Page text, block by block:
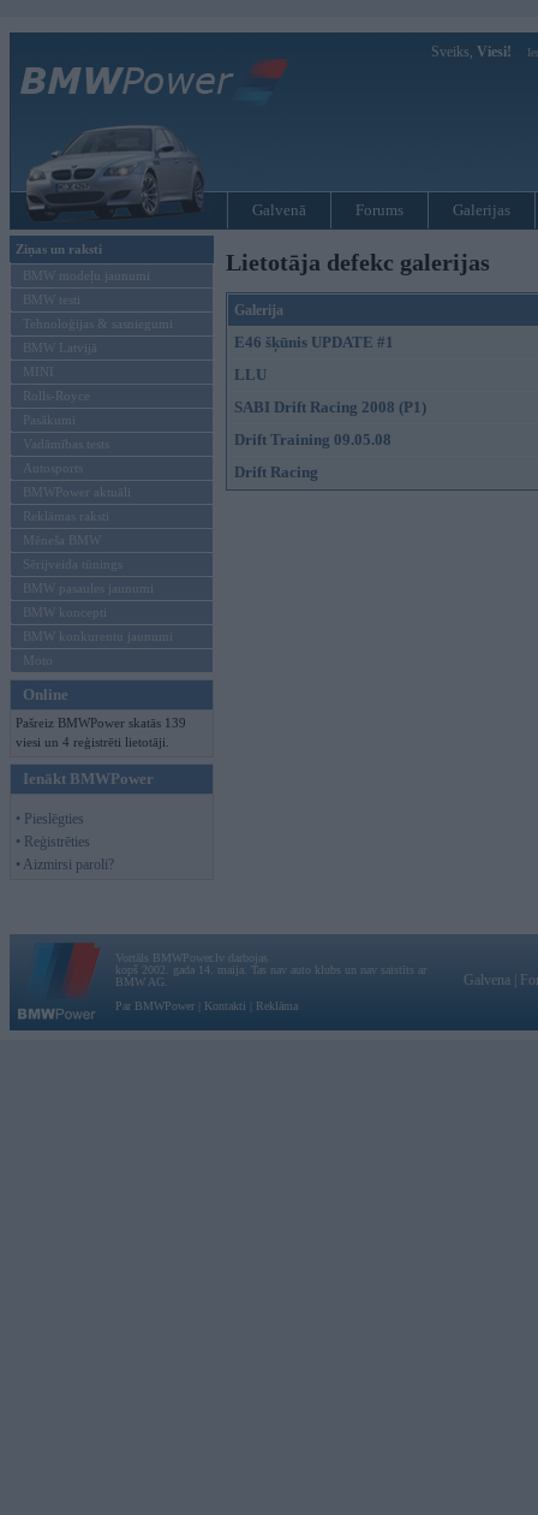
Sveiks, Viesi!
Galvenā Forums Galerijas
Ziņas un raksti
BMW modeļu jaunumi
BMW testi
Tehnoloģijas & sasniegumi
BMW Latvijā
MINI
Rolls-Royce
Pasākumi
Vadāmības tests
Autosports
BMWPower aktuāli
Reklāmas raksti
Mēneša BMW
Sērijveida tūnings
BMW pasaules jaunumi
BMW koncepti
BMW konkurentu jaunumi
Moto
Online
Pašreiz BMWPower skatās 139
viesi un 4 reģistrēti lietotāji.
Ienākt BMWPower
• Pieslēgties
• Reģistrēties
• Aizmirsi paroli?
Lietotāja defekc galerijas
Galerija
E46 šķūnis UPDATE #1
LLU
SABI Drift Racing 2008 (P1)
Drift Training 09.05.08
Drift Racing
Vortāls BMWPower.lv darbojas
kopš 2002. gada 14. maija. Tas nav auto klubs un nav saistīts ar
BMW AG.
Par BMWPower
Kontakti Reklāma
Galvena